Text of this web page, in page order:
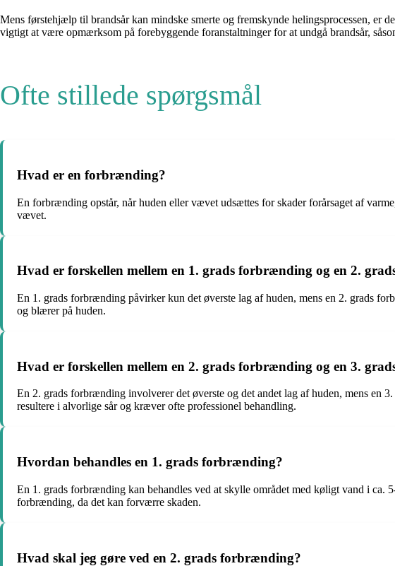
Mens førstehjælp til brandsår kan mindske smerte og fremskynde helingsprocessen, er
vigtigt at være opmærksom på forebyggende foranstaltninger for at undgå brandsår,
Ofte stillede spørgsmål
Hvad er en forbrænding?
En forbrænding opstår, når huden eller vævet udsættes for skader forårsaget af
vævet.
Hvad er forskellen mellem en 1. grads forbrænding og en 2.
En 1. grads forbrænding påvirker kun det øverste lag af huden, mens en 2. grads
og blærer på huden.
Hvad er forskellen mellem en 2. grads forbrænding og en 3.
En 2. grads forbrænding involverer det øverste og det andet lag af huden, mens
resultere i alvorlige sår og kræver ofte professionel behandling.
Hvordan behandles en 1. grads forbrænding?
En 1. grads forbrænding kan behandles ved at skylle området med køligt vand i ca.
forbrænding, da det kan forværre skaden.
Hvad skal jeg gøre ved en 2. grads forbrænding?